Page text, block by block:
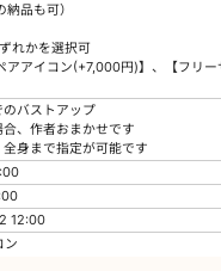
納品も可）
れかを選択可
アアイコン(+7,000円)】、【フリー
のバストアップ
合、作者おまかせです
全身まで指定が可能です
12:00
ン